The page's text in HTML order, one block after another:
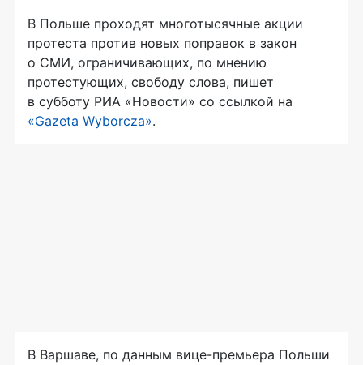
В Польше проходят многотысячные акции
протеста против новых поправок в закон
о СМИ, ограничивающих, по мнению
протестующих, свободу слова, пишет
в субботу РИА «Новости» со ссылкой на
«Gazeta Wyborcza».
В Варшаве, по данным вице-премьера Польши